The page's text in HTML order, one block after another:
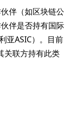
伴（如区块链公
伴是否持有国际
亚ASIC）。目前
关联方持有此类